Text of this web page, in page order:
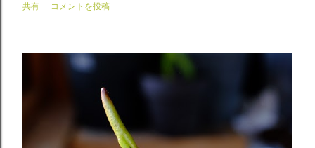
共有 コメントを投稿